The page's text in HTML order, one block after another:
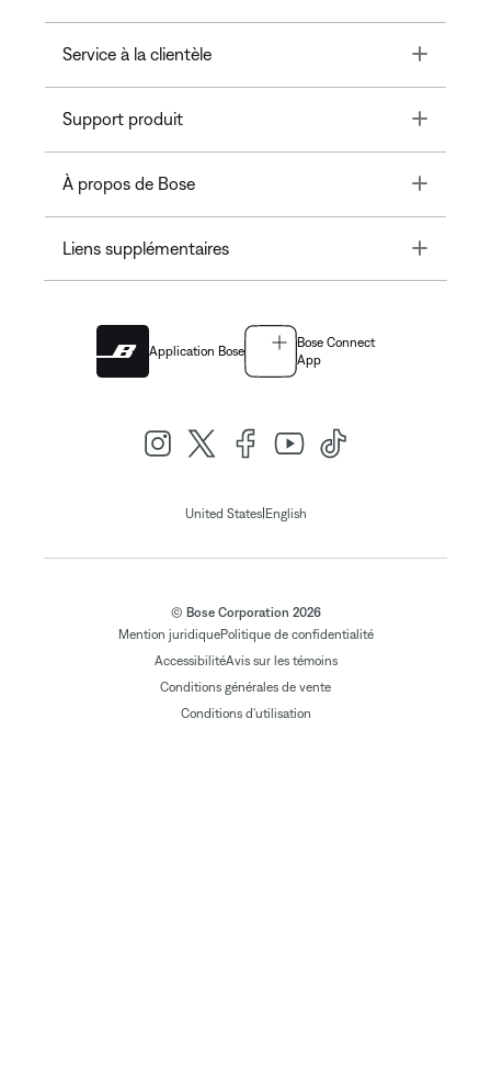
Service à la clientèle Toggle
Support produit Toggle
À propos de Bose Toggle
Liens supplémentaires Toggle
Application Bose
Bose Connect
App
United States|English
© Bose Corporation 2026
Mention juridiquePolitique de confidentialité
AccessibilitéAvis sur les témoins
Conditions générales de vente
Conditions d'utilisation